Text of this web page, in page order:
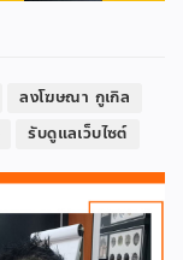
ลงโฆษณา กูเกิล
รับดูแลเว็บไซต์